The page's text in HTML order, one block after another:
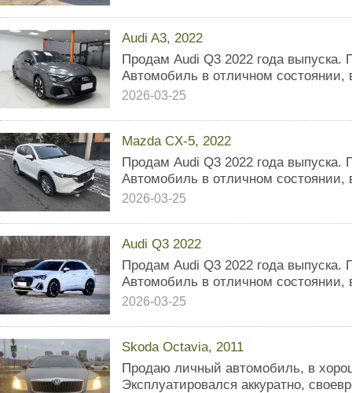
Audi A3, 2022
Продам Audi Q3 2022 года выпуска.
Автомобиль в отличном состоянии,
2026-03-25
Mazda CX-5, 2022
Продам Audi Q3 2022 года выпуска.
Автомобиль в отличном состоянии,
2026-03-25
Audi Q3 2022
Продам Audi Q3 2022 года выпуска.
Автомобиль в отличном состоянии,
2026-03-25
Skoda Octavia, 2011
Продаю личный автомобиль, в
Эксплуатировался аккуратно,